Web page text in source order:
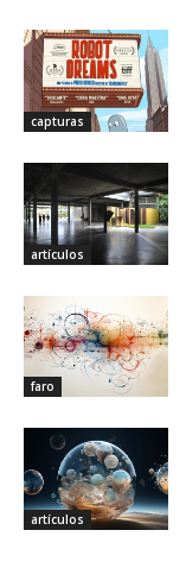
capturas
artículos
faro
artículos